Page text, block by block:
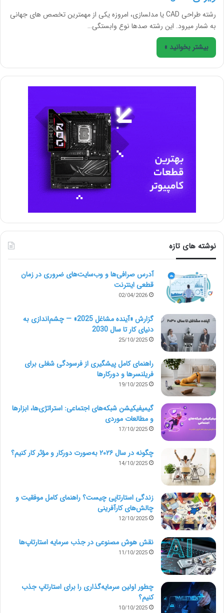
رشته طراحی CAD یا مدلسازی، امروزه یکی از مهمترین تخصص های جهانی
به شمار میرود. این رشته صدها نوع وابستگی…
بیشتر بخوانید »
نوشته های تازه
آدرس صرافی‌ها و وب‌سایت‌های ضروری در زمان
قطعی اینترنت
02/04/2026
گزارش «آینده مشاغل 2025» — چشم‌اندازی به
دنیای کار تا سال 2030
25/10/2025
راهنمای کامل پیشگیری از فرسودگی شغلی برای
فریلنسرها و دورکارها
19/10/2025
گیمیفیکیشن شبکه‌های اجتماعی: استراتژی‌ها، ابزارها
و مطالعات موردی
17/10/2025
چگونه در سال ۲۰۲۶ به‌صورت دورکار و مؤثر کار کنیم؟
14/10/2025
زندگی استارتاپی چیست؟ راهنمای کامل موفقیت و
چالش‌های کارآفرینی
12/10/2025
نقش هوش مصنوعی در جذب سرمایه استارتاپ‌ها
11/10/2025
چطور اولین سرمایه‌گذاری را برای استارتاپ جذب
کنیم؟
10/10/2025